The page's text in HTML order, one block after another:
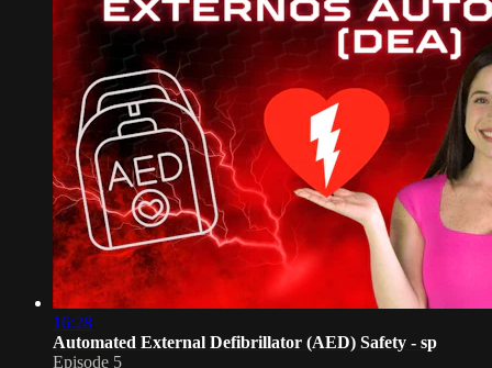
16:28
Automated External Defibrillator (AED) Safety - sp
Episode 5